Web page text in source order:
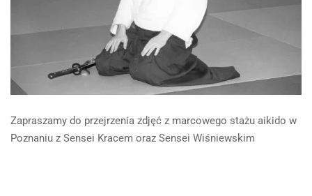
Zapraszamy do przejrzenia zdjęć z marcowego stażu aikido w
Poznaniu z Sensei Kracem oraz Sensei Wiśniewskim